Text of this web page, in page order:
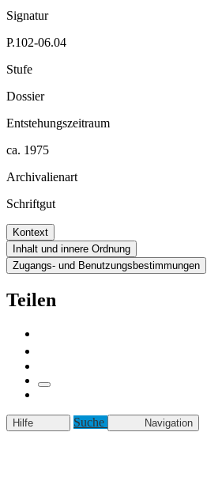
Signatur
P.102-06.04
Stufe
Dossier
Entstehungszeitraum
ca. 1975
Archivalienart
Schriftgut
Kontext
Inhalt und innere Ordnung
Zugangs- und Benutzungsbestimmungen
Teilen
Hilfe Suche Navigation